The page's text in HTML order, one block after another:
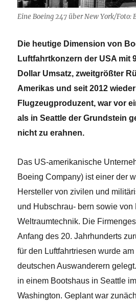
Eine Boeing 247 über New York/Foto:
Die heutige Dimension von
Luftfahrtkonzern der USA mit
Dollar Umsatz, zweitgrößter
Amerikas und seit 2012
Flugzeugproduzent, war vor
als in Seattle der Grundstein
nicht zu erahnen.
Das US-amerikanische
Boeing Company) ist einer der
Hersteller von zivilen und
und Hubschrau- bern sowie von
Weltraumtechnik. Die
Anfang des 20. Jahrhunderts
für den Luftfahrtriesen wurde
deutschen Auswanderern
in einem Bootshaus in Seattle
Washington. Geplant war